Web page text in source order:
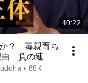
40:22
か？ 毒親育ち
負の連鎖
• 68K